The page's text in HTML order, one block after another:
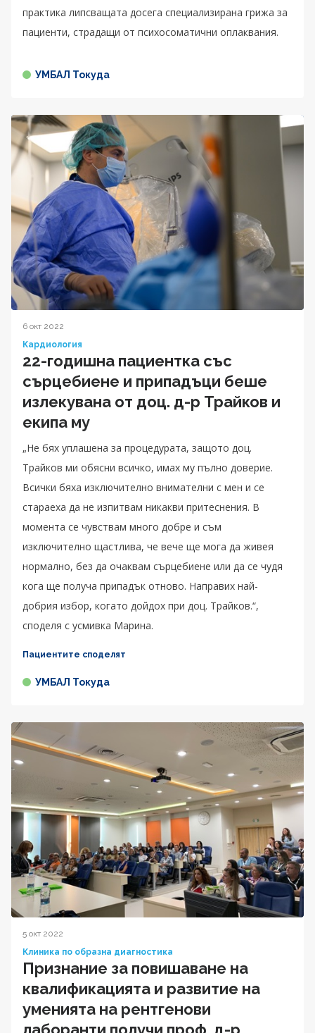
практика липсващата досега специализирана грижа за
пациенти, страдащи от психосоматични оплаквания.
УМБАЛ Токуда
6 окт 2022
Кардиология
22-годишна пациентка със
сърцебиене и припадъци беше
излекувана от доц. д-р Трайков и
екипа му
„Не бях уплашена за процедурата, защото доц.
Трайков ми обясни всичко, имах му пълно доверие.
Всички бяха изключително внимателни с мен и се
стараеха да не изпитвам никакви притеснения. В
момента се чувствам много добре и съм
изключително щастлива, че вече ще мога да живея
нормално, без да очаквам сърцебиене или да се чудя
кога ще получа припадък отново. Направих най-
добрия избор, когато дойдох при доц. Трайков.“,
споделя с усмивка Марина.
Пациентите споделят
УМБАЛ Токуда
5 окт 2022
Клиника по образна диагностика
Признание за повишаване на
квалификацията и развитие на
уменията на рентгенови